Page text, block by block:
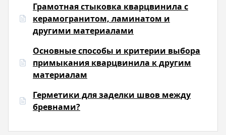
Грамотная стыковка кварцвинила с
керамогранитом, ламинатом и
другими материалами
Основные способы и критерии выбора
примыкания кварцвинила к другим
материалам
Герметики для заделки швов между
бревнами?